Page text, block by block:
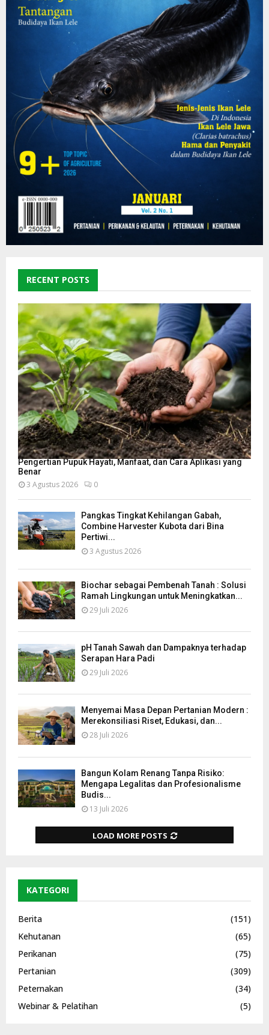
RECENT POSTS
Pengertian Pupuk Hayati, Manfaat, dan Cara Aplikasi yang
Benar
3 Agustus 2026 0
Pangkas Tingkat Kehilangan Gabah,
Combine Harvester Kubota dari Bina
Pertiwi...
3 Agustus 2026
Biochar sebagai Pembenah Tanah : Solusi
Ramah Lingkungan untuk Meningkatkan...
29 Juli 2026
pH Tanah Sawah dan Dampaknya terhadap
Serapan Hara Padi
29 Juli 2026
Menyemai Masa Depan Pertanian Modern :
Merekonsiliasi Riset, Edukasi, dan...
28 Juli 2026
Bangun Kolam Renang Tanpa Risiko:
Mengapa Legalitas dan Profesionalisme
Budis...
13 Juli 2026
LOAD MORE POSTS
KATEGORI
Berita
(151)
Kehutanan
(65)
Perikanan
(75)
Pertanian
(309)
Peternakan
(34)
Webinar & Pelatihan
(5)